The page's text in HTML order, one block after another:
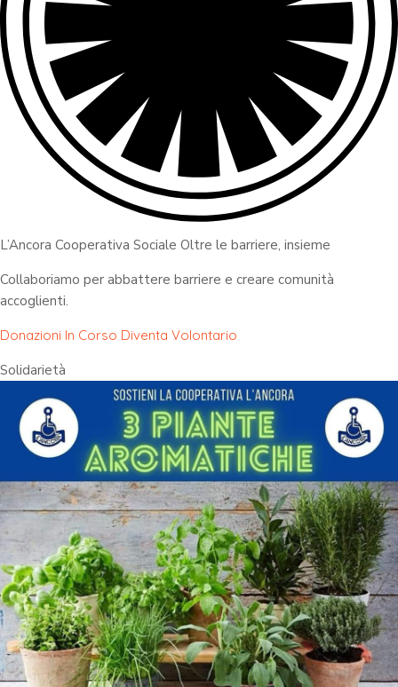
L’Ancora Cooperativa Sociale Oltre le barriere, insieme
Collaboriamo per abbattere barriere e creare comunità
accoglienti.
Donazioni In Corso Diventa Volontario
Solidarietà